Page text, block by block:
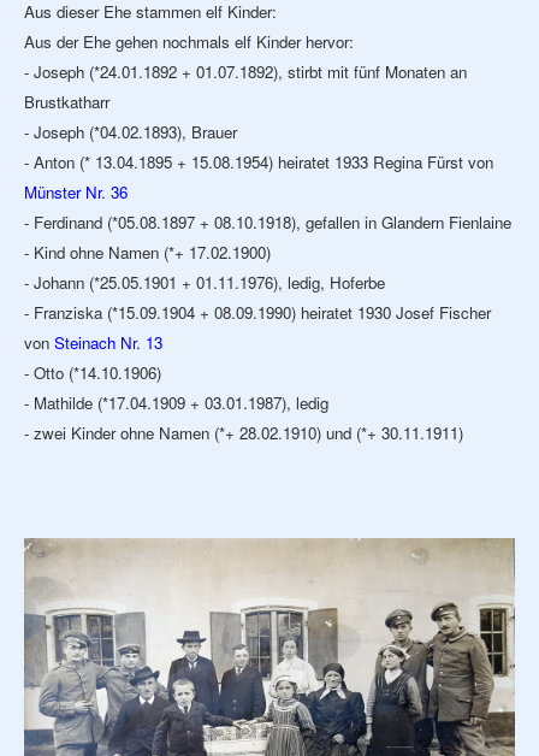
Aus dieser Ehe stammen elf Kinder:
Aus der Ehe gehen nochmals elf Kinder hervor:
- Joseph (*24.01.1892 + 01.07.1892), stirbt mit fünf Monaten an
Brustkatharr
- Joseph (*04.02.1893), Brauer
- Anton (* 13.04.1895 + 15.08.1954) heiratet 1933 Regina Fürst von
Münster Nr. 36
- Ferdinand (*05.08.1897 + 08.10.1918), gefallen in Glandern Fienlaine
- Kind ohne Namen (*+ 17.02.1900)
- Johann (*25.05.1901 + 01.11.1976), ledig, Hoferbe
- Franziska (*15.09.1904 + 08.09.1990) heiratet 1930 Josef Fischer
von Steinach Nr. 13
- Otto (*14.10.1906)
- Mathilde (*17.04.1909 + 03.01.1987), ledig
- zwei Kinder ohne Namen (*+ 28.02.1910) und (*+ 30.11.1911)